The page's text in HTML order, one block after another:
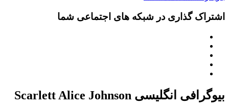
اشتراک گذاری در شبکه های اجتماعی شما
بیوگرافی انگلیسی Scarlett Alice Johnson